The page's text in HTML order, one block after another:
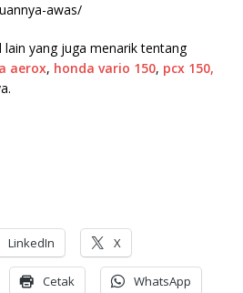
awas/
lain yang juga menarik tentang
aerox, honda vario 150, pcx 150,
LinkedIn X
Cetak WhatsApp